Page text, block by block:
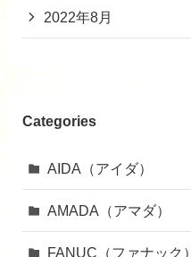
2022年8月
Categories
AIDA（アイダ）
AMADA（アマダ）
FANUC（ファナック）